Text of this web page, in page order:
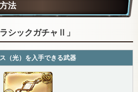
法
シックガチャⅡ」
（光）を入手できる武器